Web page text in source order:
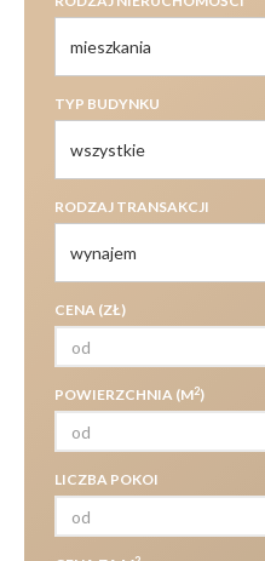
mieszkania
TYP BUDYNKU
wszystkie
RODZAJ TRANSAKCJI
wynajem
CENA (ZŁ)
POWIERZCHNIA (M2)
LICZBA POKOI